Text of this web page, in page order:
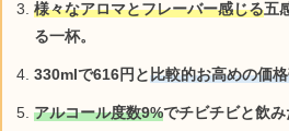
様々なアロマとフレーバー感じる五
る一杯。
330mlで616円と比較的お高めの価
アルコール度数9%でチビチビと飲み